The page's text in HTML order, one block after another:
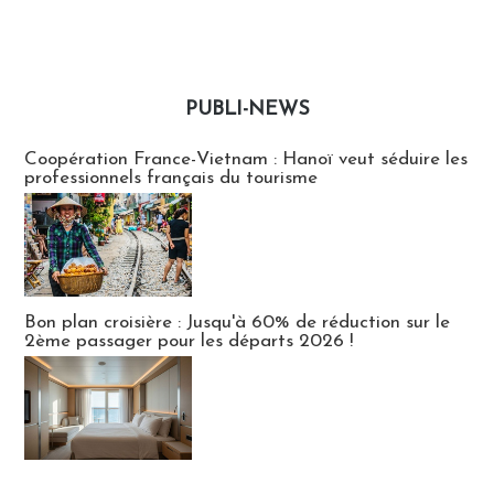
PUBLI-NEWS
Coopération France-Vietnam : Hanoï veut séduire les
professionnels français du tourisme
Bon plan croisière : Jusqu'à 60% de réduction sur le
2ème passager pour les départs 2026 !